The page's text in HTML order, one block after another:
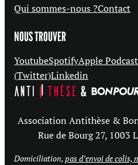
Qui sommes-nous ?Contact
NOUS TROUVER
YoutubeSpotifyApple Podcast
(Twitter)Linkedin
Association Antithèse &
Rue de Bourg 27, 1003
Domiciliation,pas d’envoi de colis,